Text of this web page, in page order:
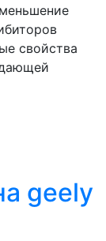
свойства
geely